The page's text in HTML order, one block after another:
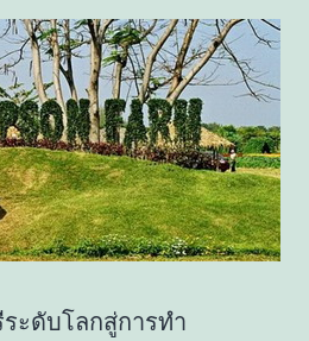
ะดับโลกสู่การทำ